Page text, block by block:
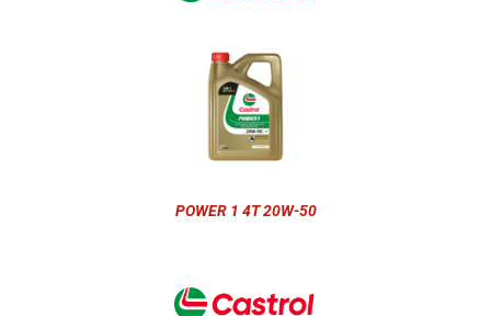
POWER 1 4T 20W-50